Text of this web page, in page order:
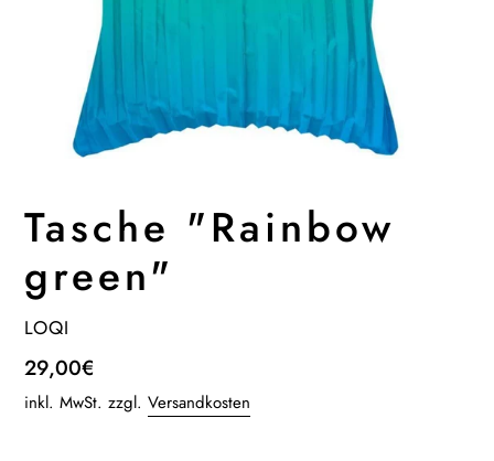
Tasche "Rainbow
green"
VERKÄUFER
LOQI
Normaler
Preis
29,00€
inkl. MwSt. zzgl. Versandkosten